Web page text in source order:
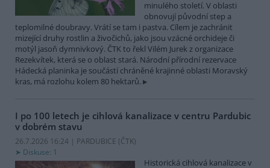
minulého století. V oblasti
obnovují původní step a
teplomilné doubravy. Vrátí se tam i pastva. Cílem je zachránit
mizející druhy rostlin a živočichů, jako jsou vzácné orchideje či
motýl jasoň dymnivkový. ČTK to řekl Vilém Jurek z organizace
Rezekvítek, která se o oblast stará. Národní přírodní rezervace
Hádecká planinka je součástí chráněné krajinné oblasti Moravský
kras, má rozlohu kolem 80 hektarů.
I po 100 letech je cihlová kanalizace v centru Pardubic
v dobrém stavu
26.7.2026 16:24 | PARDUBICE (ČTK)
Diskuse: 1
Historická cihlová kanalizace v